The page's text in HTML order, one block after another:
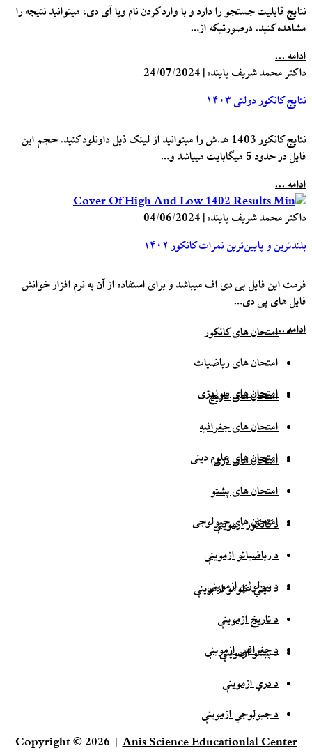
نتایج قابلیت جستجو را دارد و با وارد کردن نام ویا آی دی، میتوانید نتیجه را
مشاهده کنید. درصورتیکه از…
ادامه ...
داکتر محمد شریف پاینده|
24/07/2024
نتایج کانکور دولتی ۱۴۰۳
نتایج کانکور 1403 هـ.ش را میتوانید از لینک ذیل داونلود کنید. حجم این
فایل در حدود 5 میگابایت میباشد و…
ادامه ...
داکتر محمد شریف پاینده|
04/06/2024
بلندترین و پایین‌ترین نمرات کانکور ۱۴۰۲
فرمت این فایل پی دی اف میباشد و برای استفاده از آن به نرم افزار خوانش
فایل های پی دی…
ادامه ...امتحان های کانکور
امتحان های ریاضیات
امتحان های بیولوژی
امتحان های تاریخ
امتحان های جغرافیه
امتحان های علوم دینی
امتحان های دری
امتحان های پشتو
امتحان های جیولوجی
د کانکور ازموینې
د ریاضیاتو ازموینې
د بیولوژي ازموینې
د دیني علومو ازموینې
د تاریخ ازموینې
د جغرافیې ازموینې
د پښتو ازموینې
د دري ازموینې
د جیولوجي ازموینې
Copyright © 2026 |Anis Science Educationlal Center